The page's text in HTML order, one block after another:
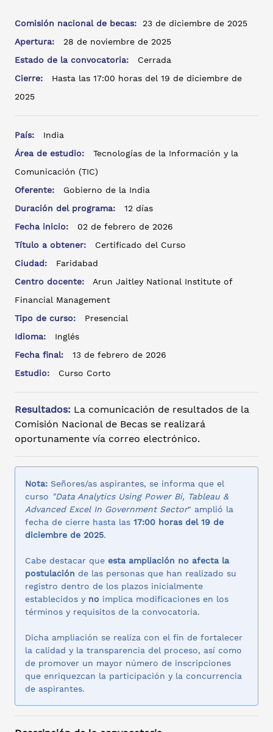
Comisión nacional de becas: 23 de diciembre de 2025
Apertura:
28 de noviembre de 2025
Estado de la convocatoria:
Cerrada
Cierre:
Hasta las 17:00 horas del 19 de diciembre de
2025
País:
India
Área de estudio:
Tecnologías de la Información y la
Comunicación (TIC)
Oferente:
Gobierno de la India
Duración del programa:
12 días
Fecha inicio:
02 de febrero de 2026
Título a obtener:
Certificado del Curso
Ciudad:
Faridabad
Centro docente:
Arun Jaitley National Institute of
Financial Management
Tipo de curso:
Presencial
Idioma:
Inglés
Fecha final:
13 de febrero de 2026
Estudio:
Curso Corto
Resultados: La comunicación de resultados de la
Comisión Nacional de Becas se realizará
oportunamente vía correo electrónico.
Nota: Señores/as aspirantes, se informa que el
curso "Data Analytics Using Power Bi, Tableau &
Advanced Excel In Government Sector" amplió la
fecha de cierre hasta las 17:00 horas del 19 de
diciembre de 2025.
Cabe destacar que esta ampliación no afecta la
postulación de las personas que han realizado su
registro dentro de los plazos inicialmente
establecidos y no implica modificaciones en los
términos y requisitos de la convocatoria.
Dicha ampliación se realiza con el fin de fortalecer
la calidad y la transparencia del proceso, así como
de promover un mayor número de inscripciones
que enriquezcan la participación y la concurrencia
de aspirantes.